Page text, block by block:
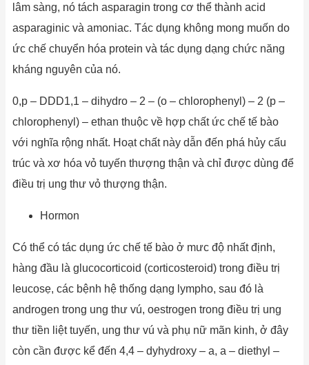
lâm sàng, nó tách asparagin trong cơ thể thành acid
asparaginic và amoniac. Tác dụng không mong muốn do
ức chế chuyển hóa protein và tác dụng dạng chức năng
kháng nguyên của nó.
0,p – DDD1,1 – dihydro – 2 – (o – chlorophenyl) – 2 (p –
chlorophenyl) – ethan thuộc về hợp chất ức chế tế bào
với nghĩa rộng nhất. Hoạt chất này dẫn đến phá hủy cấu
trúc và xơ hóa vỏ tuyến thượng thận và chỉ được dùng để
điều trị ung thư vỏ thượng thận.
Hormon
Có thể có tác dụng ức chế tế bào ở mưc độ nhất định,
hàng đầu là glucocorticoid (corticosteroid) trong điều trị
leucosẹ, các bệnh hệ thống dạng lympho, sau đó là
androgen trong ung thư vú, oestrogen trong điều trị ung
thư tiền liệt tuyến, ung thư vú và phụ nữ mãn kinh, ở đây
còn cần được kể đến 4,4 – dyhydroxy – a, a – diethyl –